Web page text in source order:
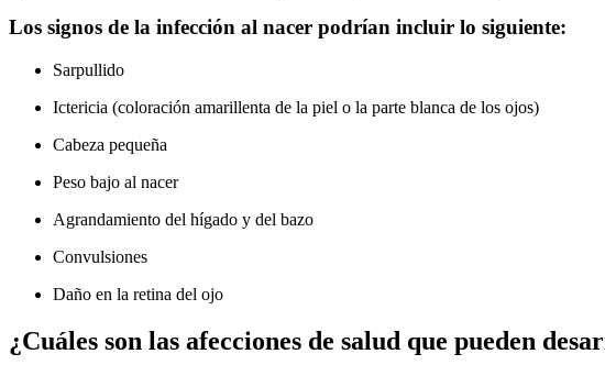
Los signos de la infección al nacer podrían incluir lo siguiente:
Sarpullido
Ictericia (coloración amarillenta de la piel o la parte blanca de los ojos)
Cabeza pequeña
Peso bajo al nacer
Agrandamiento del hígado y del bazo
Convulsiones
Daño en la retina del ojo
¿Cuáles son las afecciones de salud que pueden